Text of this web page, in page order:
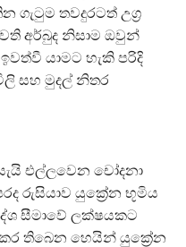
ගැටුම තවදුරටත් උග්‍ර
අර්බුද නිසාම ඔවුන්
යාමට හැකි පරිදි
සහ මුදල් නිතර
එල්ලවෙන චෝදනා
රුසියාව යුක්‍රේන භූමිය
සීමාවේ ලක්ෂයකට
තිබෙන හෙයින් යුක්‍රේන